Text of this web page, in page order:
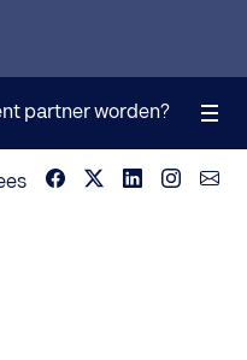
partner worden?